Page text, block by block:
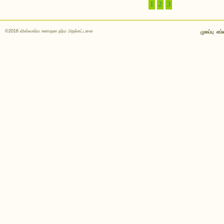
1 2 3
முகப்பு
©2016 விஸ்வகர்ம சனாதன தர்ம அறக்கட்டளை